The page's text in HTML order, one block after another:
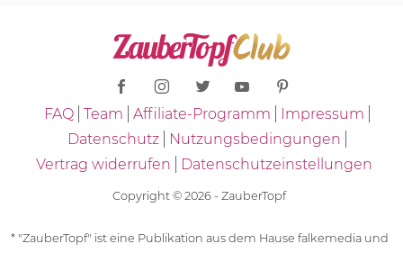
FAQ Team Affiliate-Programm
Impressum
Datenschutz
Nutzungsbedingungen
Vertrag widerrufen
Datenschutzeinstellungen
Copyright © 2026 - ZauberTopf
* "ZauberTopf" ist eine Publikation aus dem Hause falkemedia und